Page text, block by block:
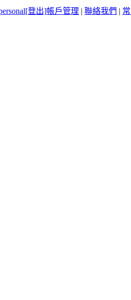
[登出]帳戶管理 | 聯絡我們 |